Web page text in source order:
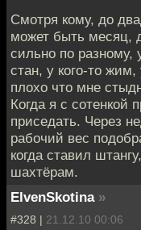
Смотря кому, до
может быть месяц,
сильно по разному,
стан, у кого-то
плохо что мне
Когда я с сотенкой
приседать. Через
рабочий вес
когда ставил
шахтёрам.
ElvenSkotina »
#328 | 21.12.10 00:06